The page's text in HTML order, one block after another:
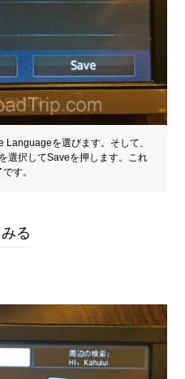
Languageを選びます。そして、
選択してSaveを押します。これ
す。
る